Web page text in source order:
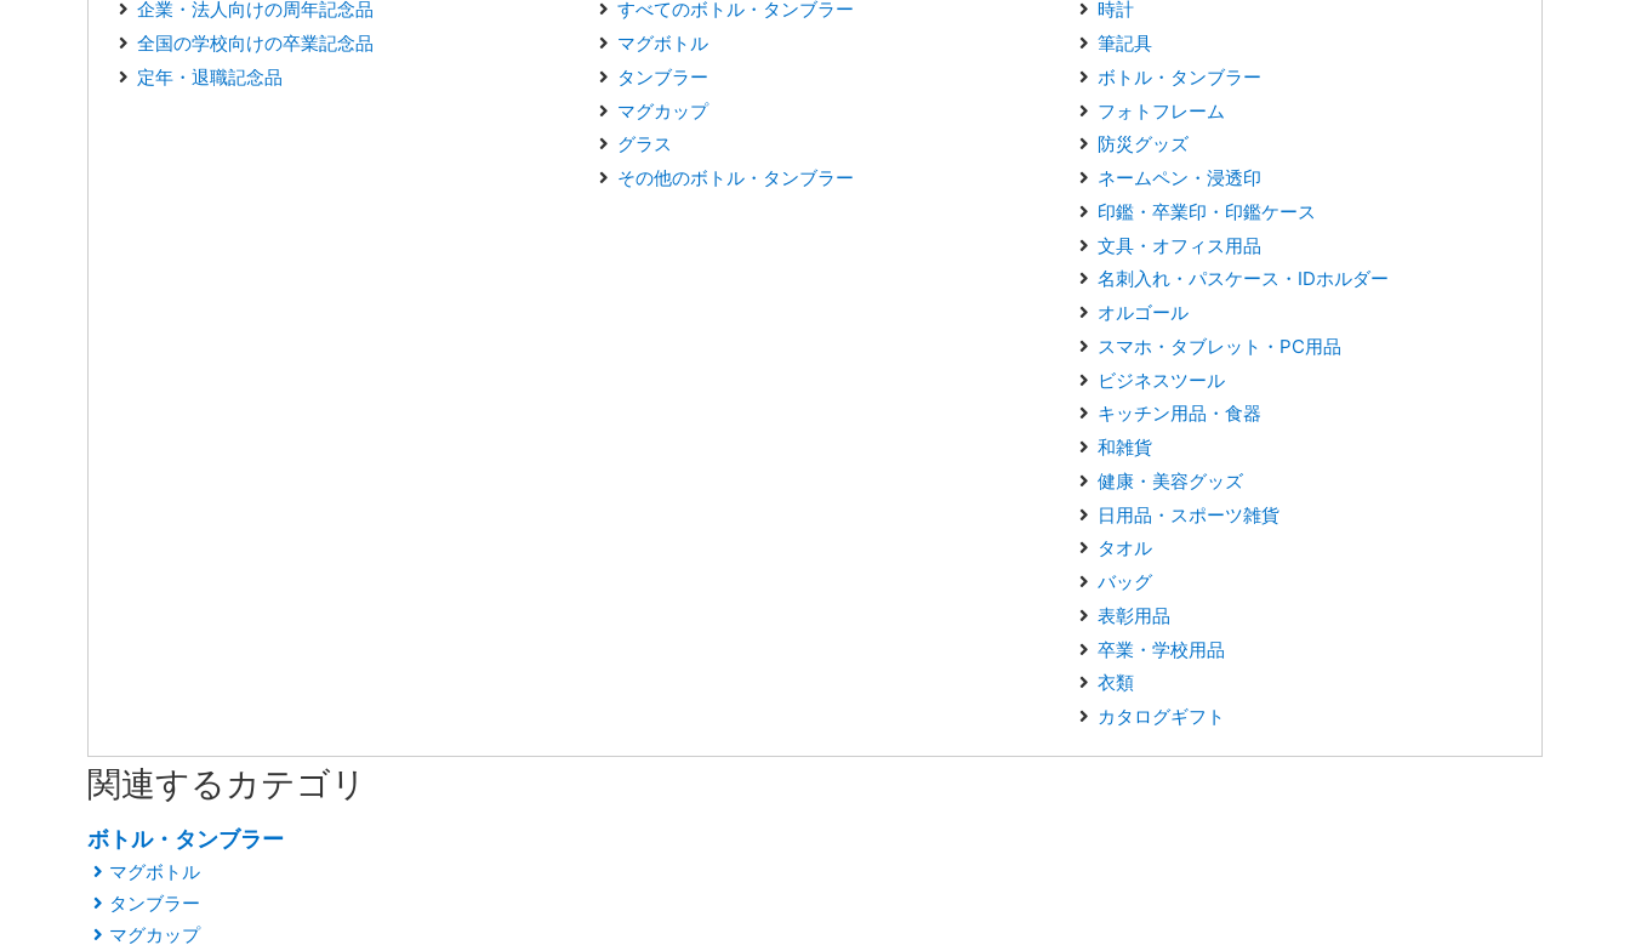
企業・法人向けの周年記念品
全国の学校向けの卒業記念品
定年・退職記念品
すべてのボトル・タンブラー
マグボトル
タンブラー
マグカップ
グラス
その他のボトル・タンブラー
時計
筆記具
ボトル・タンブラー
フォトフレーム
防災グッズ
ネームペン・浸透印
印鑑・卒業印・印鑑ケース
文具・オフィス用品
名刺入れ・パスケース・IDホルダー
オルゴール
スマホ・タブレット・PC用品
ビジネスツール
キッチン用品・食器
和雑貨
健康・美容グッズ
日用品・スポーツ雑貨
タオル
バッグ
表彰用品
卒業・学校用品
衣類
カタログギフト
関連するカテゴリ
ボトル・タンブラー
マグボトル
タンブラー
マグカップ